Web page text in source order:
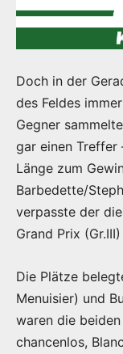
Doch in der
des Feldes
Gegner
gar einen Treffer
Länge zum
Barbedette/
verpasste der
Grand Prix
Die Plätze
Menuisier) und
waren die
chancenlos,